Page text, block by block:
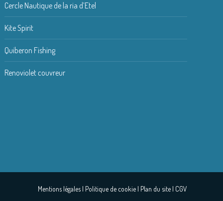
Cercle Nautique de la ria d’Etel
Kite Spirit
Quiberon Fishing
Renoviolet couvreur
Mentions légales | Politique de cookie | Plan du site | CGV